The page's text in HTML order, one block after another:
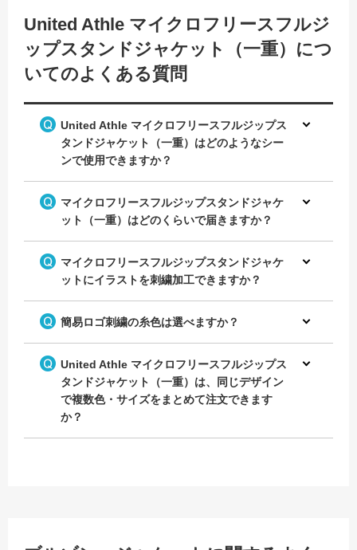
United Athle マイクロフリースフルジ
ップスタンドジャケット（一重）につ
いてのよくある質問
United Athle マイクロフリースフルジップス
タンドジャケット（一重）はどのようなシー
ンで使用できますか？
マイクロフリースフルジップスタンドジャケ
ット（一重）はどのくらいで届きますか？
マイクロフリースフルジップスタンドジャケ
ットにイラストを刺繍加工できますか？
簡易ロゴ刺繍の糸色は選べますか？
United Athle マイクロフリースフルジップス
タンドジャケット（一重）は、同じデザイン
で複数色・サイズをまとめて注文できます
か？